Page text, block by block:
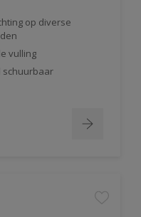
op diverse
vulling
schuurbaar